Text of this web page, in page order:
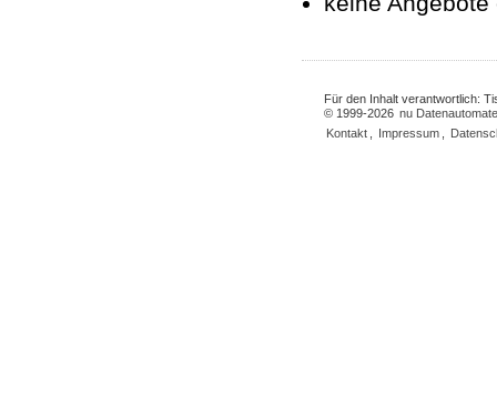
Für den Inhalt verantwortlich:
© 1999-2026 nu
Kontakt
Impressum